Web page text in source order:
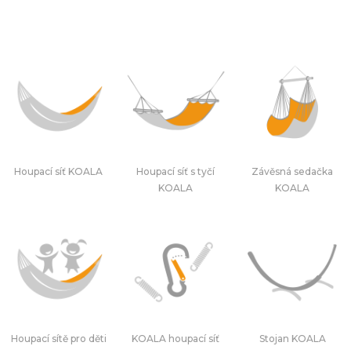
Houpací síť KOALA
Houpací síť s tyčí
KOALA
Závěsná sedačka
KOALA
Houpací sítě pro děti
KOALA houpací síť
Stojan KOALA